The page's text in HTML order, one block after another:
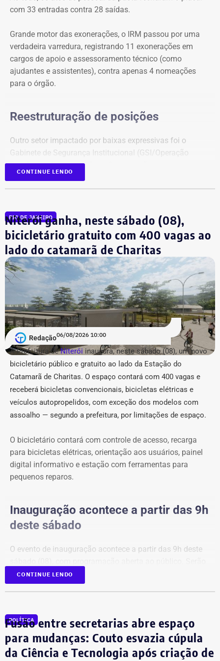
com 33 entradas contra 28 saídas.
Grande motor das exonerações, o IRM passou por uma
verdadeira varredura, registrando 11 exonerações em
cargos de apoio e assessoramento técnico (como
ajudantes e assistentes), contra apenas 4 nomeações
para o órgão.
Reestruturação de posições
Outro setor impactado por baixas expressivas foi o
Gabinete de Segurança Institucional (GSI/Operação
Foco), com 5 exonerações e 3 nomeações.
Em contrapartida, o Detran-RJ figurou como o principal
Civil chancelou 6 nomeações diretas para chefias de
serviços e unidades de atendimento desconcentradas do
departamento de trânsito, sem registrar nenhuma
exoneração correspondente nesta leva.
A lista de reforços na estrutura estadual contou ainda
com 4 nomeações na Secretaria de Estado de Fazenda e
4 na Secretaria de Estado do Ambiente e Sustentabilidade
(Seas/Inea), além de preenchimento de vagas
estratégicas de coordenação (nível DAS-8) na Fundação
CEPERJ, Seplag e Secretaria de Governo.
COM FÁBIO MARTINS.
CONTINUE LENDO
RIO DE JANEIRO
Niterói ganha, neste sábado (08),
bicicletário gratuito com 400 vagas ao
lado do catamarã de Charitas
Redação06/08/2026 10:00
A Prefeitura deNiterói inaugura, neste sábado (08), um novo
bicicletário público e gratuito ao lado da Estação do
Catamarã de Charitas. O espaço contará com 400 vagas e
receberá bicicletas convencionais, bicicletas elétricas e
veículos autopropelidos, com exceção dos modelos com
assoalho — segundo a prefeitura, por limitações de espaço.
O bicicletário contará com controle de acesso, recarga
para bicicletas elétricas, orientação aos usuários, painel
digital informativo e estação com ferramentas para
pequenos reparos.
Inauguração acontece a partir das 9h
deste sábado
O evento de inauguração acontece a partir das 9h deste
apresentados o funcionamento do bicicletário, os
serviços disponíveis e a equipe responsável pela
usuários das barcas.
Estrutura e funcionamento
CONTINUE LENDO
POLÍTICA
Fusão entre secretarias abre espaço
para mudanças: Couto esvazia cúpula
da Ciência e Tecnologia após criação de